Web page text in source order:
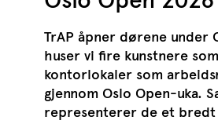
TrAP åpner dørene under
huser vi fire kunstnere
kontorlokaler som
gjennom Oslo Open-uka.
representerer de et bredt